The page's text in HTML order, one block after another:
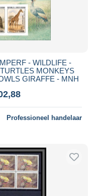
- WILDLIFE -
MONKEYS
GIRAFFE - MNH
Professioneel handelaar